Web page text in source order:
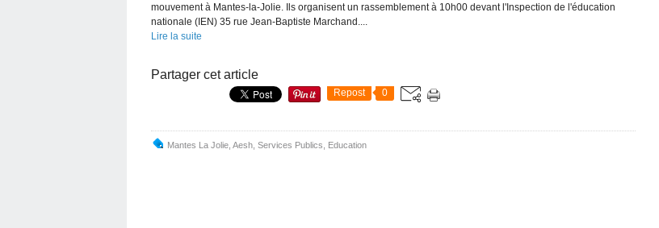
mouvement à Mantes-la-Jolie. Ils organisent un rassemblement à 10h00 devant l'Inspection de l'éducation
nationale (IEN) 35 rue Jean-Baptiste Marchand....
Lire la suite
Partager cet article
Repost 0
Mantes La Jolie Aesh Services Publics Education